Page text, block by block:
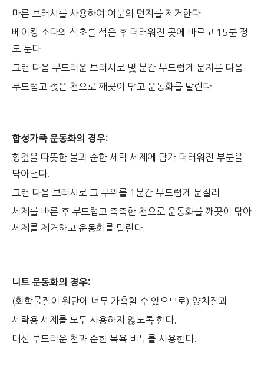
마른 브러시를 사용하여 여분의 먼지를 제거한다.
베이킹 소다와 식초를 섞은 후 더러워진 곳에 바르고 15분 정
도 둔다.
그런 다음 부드러운 브러시로 몇 분간 부드럽게 문지른 다음
부드럽고 젖은 천으로 깨끗이 닦고 운동화를 말린다.
합성가죽 운동화의 경우:
헝겊을 따뜻한 물과 순한 세탁 세제에 담가 더러워진 부분을
닦아낸다.
그런 다음 브러시로 그 부위를 1분간 부드럽게 문질러
세제를 바른 후 부드럽고 축축한 천으로 운동화를 깨끗이 닦아
세제를 제거하고 운동화를 말린다.
니트 운동화의 경우:
(화학물질이 원단에 너무 가혹할 수 있으므로) 양치질과
세탁용 세제를 모두 사용하지 않도록 한다.
대신 부드러운 천과 순한 목욕 비누를 사용한다.